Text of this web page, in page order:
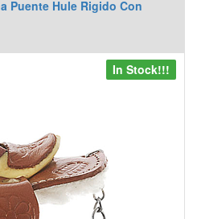
Puente Hule Rigido Con
In Stock!!!